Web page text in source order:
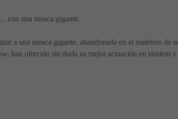
con una mosca gigante.
a una mosca gigante, abandonada en el maletero de
han ofrecido sin duda su mejor actuación en tándem y